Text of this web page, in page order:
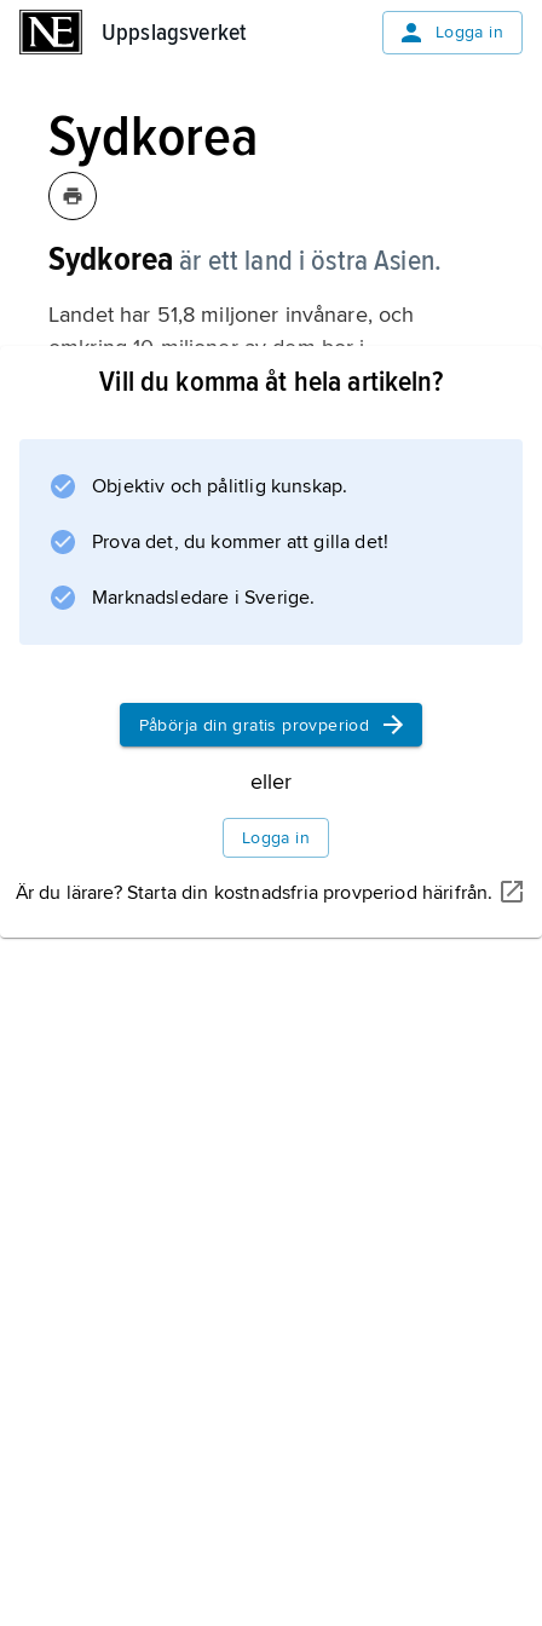
Uppslagsverket Logga in
Sydkorea
Sydkorea är ett land i östra Asien.
Landet har 51,8 miljoner invånare, och
omkring 10 miljoner av dem bor i
huvudstaden Seoul (se Landsfakta).
Befolkning
Politik
Kultur
Vill du komma åt hela artikeln?
Objektiv och pålitlig kunskap.
Prova det, du kommer att gilla det!
Marknadsledare i Sverige.
Påbörja din gratis provperiod
eller
Logga in
Är du lärare? Starta din kostnadsfria provperiod härifrån.